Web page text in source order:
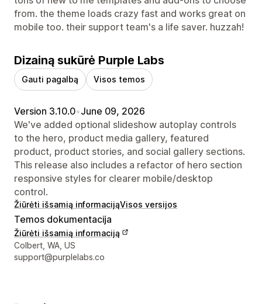
from. the theme loads crazy fast and works great on
mobile too. their support team's a life saver. huzzah!
Dizainą sukūrė Purple Labs
Gauti pagalbą Visos temos
Version 3.10.0•June 09, 2026
We've added optional slideshow autoplay controls
to the hero, product media gallery, featured
product, product stories, and social gallery sections.
This release also includes a refactor of hero section
responsive styles for clearer mobile/desktop
control.
Žiūrėti išsamią informacijąVisos versijos
Temos dokumentacija
Žiūrėti išsamią informaciją
Kūrėjo kontaktiniai duomenys
Colbert, WA, US
support@purplelabs.co